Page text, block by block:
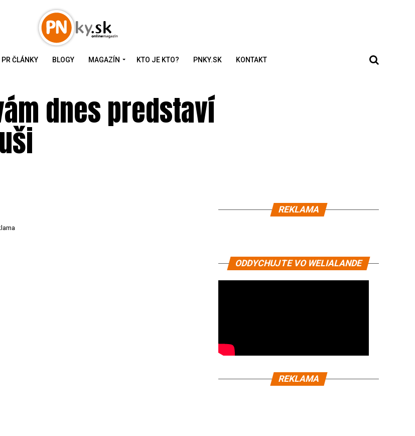
PR ČLÁNKY BLOGY MAGAZÍN KTO JE KTO? PNKY.SK KONTAKT
dnes predstaví
REKLAMA
ODDYCHUJTE VO WELIALANDE
REKLAMA